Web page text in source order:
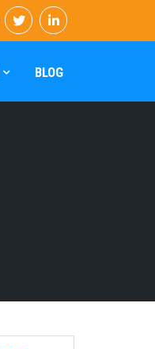
BLOG